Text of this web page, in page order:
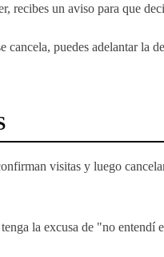
recibes un aviso para que
puedes adelantar la
visitas y luego
la excusa de "no entendí